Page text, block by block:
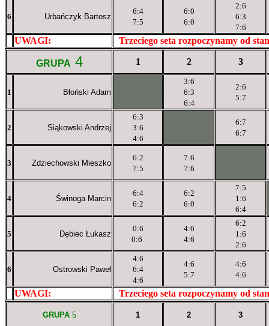
6 Urbańczyk Bartosz
6:4
7:5
6:0
6:0
2:6
6:3
7:6
UWAGI: Trzeciego seta rozpoczynamy od
GRUPA 4 1 2 3
1 Błoński Adam
3:6
6:3
6:4
2:6
5:7
2 Siąkowski Andrzej
6:3
3:6
4:6
6:7
6:7
3 Zdziechowski Mieszko
6:2
7:5
7:6
7:6
4 Świnoga Marcin
6:4
6:2
6:2
6:0
7:5
1:6
6:4
5 Dębiec Łukasz
0:6
0:6
4:6
4:6
6:2
1:6
2:6
6 Ostrowski Paweł
4:6
6:4
4:6
4:6
5:7
4:6
4:6
UWAGI: Trzeciego seta rozpoczynamy od
GRUPA5 1 2 3